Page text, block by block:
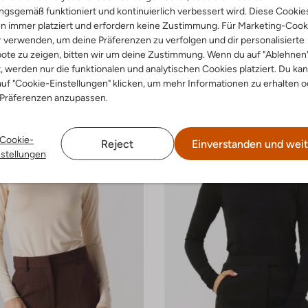
funktioniert und kontinuierlich verbessert wird. Diese
immer platziert und erfordern keine Zustimmung. Für Marketing-
verwenden, um deine Präferenzen zu verfolgen und dir personalisierte
zu zeigen, bitten wir um deine Zustimmung. Wenn du auf
werden nur die funktionalen und analytischen Cookies platziert. Du
"Cookie-Einstellungen" klicken, um mehr Informationen zu erhalten
anzupassen.
Cookie-
Reject Einverstanden und
€ 35,95
Rollkragenpullover
€ 69,99
€ 41,99
+ mehr farben